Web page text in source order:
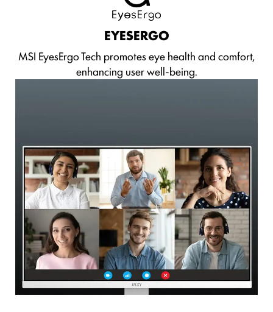
EYESERGO
MSI EyesErgo Tech promotes eye health and comfort,
enhancing user well-being.